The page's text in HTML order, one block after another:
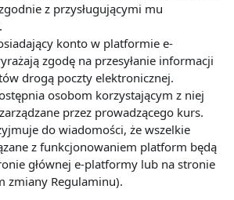
z przysługującymi mu
konto w platformie e-
zgodę na przesyłanie informacji
drogą poczty elektronicznej.
osobom korzystającym z niej
przez prowadzącego kurs.
do wiadomości, że wszelkie
z funkcjonowaniem platform będą
głównej e-platformy lub na stronie
zmiany Regulaminu).